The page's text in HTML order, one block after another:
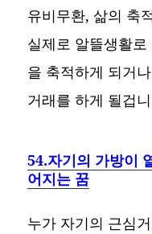
유비무환, 삶의 축
실제로 알뜰생활
을 축적하게 되거
거래를 하게 될겁
54.자기의 가방이
어지는 꿈
누가 자기의 근심